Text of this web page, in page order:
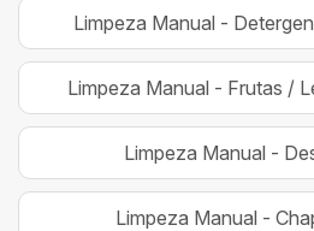
Limpeza Manual -
Limpeza Manual - Frutas /
Limpeza Manual -
Limpeza Manual -